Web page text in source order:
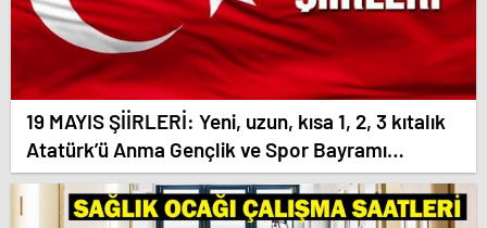
19 MAYIS ŞİİRLERİ: Yeni, uzun, kısa 1, 2, 3 kıtalık
Atatürk’ü Anma Gençlik ve Spor Bayramı
şiirleri…